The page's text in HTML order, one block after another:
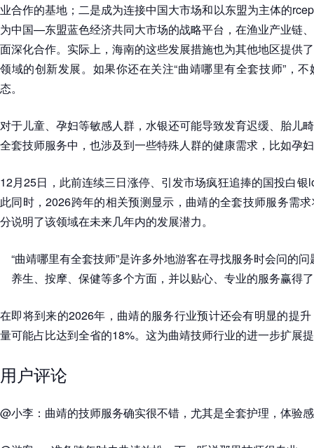
业合作的基地；二是成为连接中国大市场和以东盟为主体的
为中国—东盟蓝色经济共同大市场的战略平台，在渔业产业链
面深化合作。实际上，海南的这些发展措施也为其他地区提供
领域的创新发展。如果你还在关注“曲靖哪里有全套技师”，
态。
对于儿童、孕妇等敏感人群，水银还可能导致发育迟缓、胎儿
全套技师服务中，也涉及到一些特殊人群的健康需求，比如孕
12月25日，此前连续三日涨停、引发市场疯狂追捧的国投白
此同时，2026跨年的相关预测显示，曲靖的全套技师服务需
分说明了该领域在未来几年内的发展潜力。
“曲靖哪里有全套技师”是许多外地游客在寻找服务时会问的
养生、按摩、保健等多个方面，并以贴心、专业的服务赢得
在即将到来的2026年，曲靖的服务行业预计还会有明显的提
量可能占比达到全省的18%。这为曲靖技师行业的进一步扩展
用户评论
@小李：曲靖的技师服务确实很不错，尤其是全套护理，体验